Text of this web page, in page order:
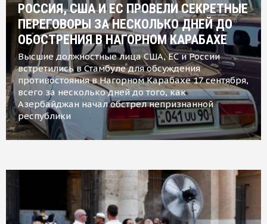
РОССИЯ, США И ЕС ПРОВЕЛИ СЕКРЕТНЫЕ
ПЕРЕГОВОРЫ ЗА НЕСКОЛЬКО ДНЕЙ ДО
ОБОСТРЕНИЯ В НАГОРНОМ КАРАБАХЕ
Высшие должностные лица США, ЕС и России
встретились в Стамбуле для обсуждения
противостояния в Нагорном Карабахе 17 сентября,
всего за несколько дней до того, как
Азербайджан начал обстрел непризнанной
республики